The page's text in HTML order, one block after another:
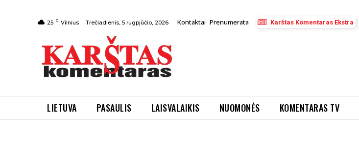
25 C Vilnius Trečiadienis, 5 rugpjūčio, 2026 Kontaktai Prenumerata Karštas Komentaras Ekstra
LIETUVA PASAULIS LAISVALAIKIS NUOMONĖS KOMENTARAS TV